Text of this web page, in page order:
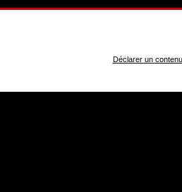
Déclarer un